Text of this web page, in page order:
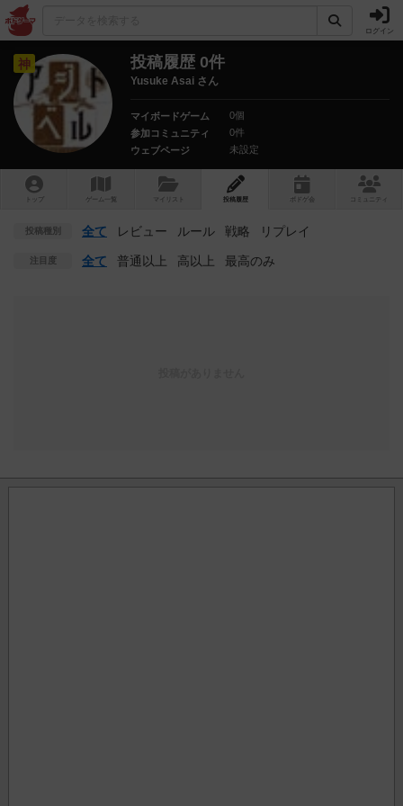
ログイン
神 投稿履歴 0件
Yusuke Asai さん
マイボードゲーム
0個
参加コミュニティ
0件
ウェブページ
未設定
トップ ゲーム一覧 マイリスト 投稿履歴 ボ ドゲ コミュニティ
投稿種別 全て レビュー ルール 戦略 リプレイ
注目度 全て 普通以上 高以上 最高のみ